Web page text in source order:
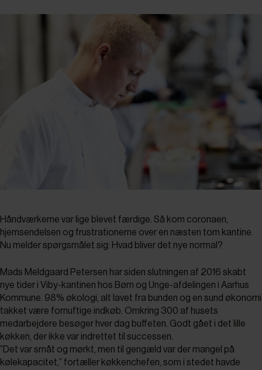
Håndværkerne var lige blevet færdige. Så kom coronaen,
hjemsendelsen og frustrationerne over en næsten tom kantine.
Nu melder spørgsmålet sig: Hvad bliver det nye normal?
Mads Meldgaard Petersen har siden slutningen af 2016 skabt
nye tider i Viby-kantinen hos Børn og Unge-afdelingen i Aarhus
Kommune. 98% økologi, alt lavet fra bunden og en sund økonomi
takket være fornuftige indkøb. Omkring 300 af husets
medarbejdere besøger hver dag buffeten. Godt gået i det lille
køkken, der ikke var indrettet til successen.
”Det var småt og mørkt, men til gengæld var der mangel på
kølekapacitet,” fortæller køkkenchefen, som i stedet havde